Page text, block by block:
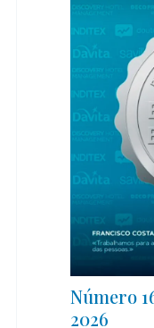
Número
2026